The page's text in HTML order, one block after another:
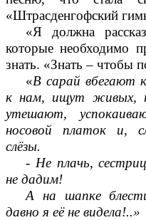
«Штрасденгофский
«Я должна
которые необходимо
знать. «Знать – чтобы
«В сарай вбегают
к нам, ищут живых,
утешают,
носовой платок и,
слёзы.
- Не плачь,
не дадим!
А на шапке
давно я её не видела!..»